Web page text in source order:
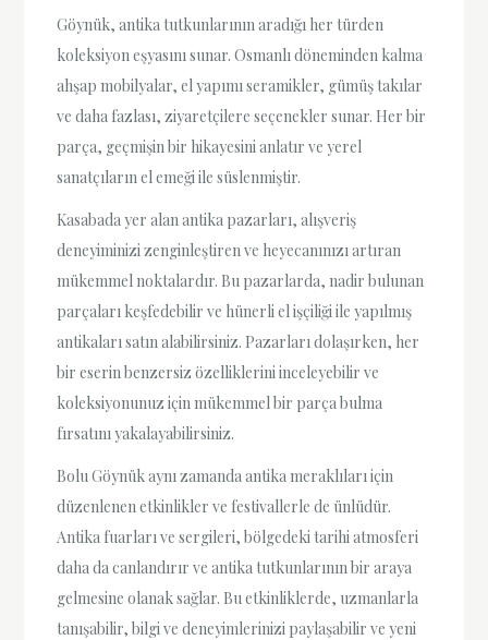
Göynük, antika tutkunlarının aradığı her türden
koleksiyon eşyasını sunar. Osmanlı döneminden kalma
ahşap mobilyalar, el yapımı seramikler, gümüş takılar
ve daha fazlası, ziyaretçilere seçenekler sunar. Her bir
parça, geçmişin bir hikayesini anlatır ve yerel
sanatçıların el emeği ile süslenmiştir.
Kasabada yer alan antika pazarları, alışveriş
deneyiminizi zenginleştiren ve heyecanınızı artıran
mükemmel noktalardır. Bu pazarlarda, nadir bulunan
parçaları keşfedebilir ve hünerli el işçiliği ile yapılmış
antikaları satın alabilirsiniz. Pazarları dolaşırken, her
bir eserin benzersiz özelliklerini inceleyebilir ve
koleksiyonunuz için mükemmel bir parça bulma
fırsatını yakalayabilirsiniz.
Bolu Göynük aynı zamanda antika meraklıları için
düzenlenen etkinlikler ve festivallerle de ünlüdür.
Antika fuarları ve sergileri, bölgedeki tarihi atmosferi
daha da canlandırır ve antika tutkunlarının bir araya
gelmesine olanak sağlar. Bu etkinliklerde, uzmanlarla
tanışabilir, bilgi ve deneyimlerinizi paylaşabilir ve yeni